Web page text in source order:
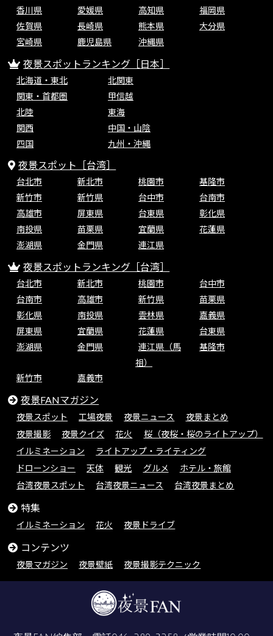
香川県
愛媛県 高知県
福岡県
佐賀県
長崎県 熊本県
大分県
宮崎県
鹿児島県 沖縄県
夜景スポットランキング［日本］
北海道・東北
北関東
関東・首都圏
甲信越
北陸
東海
関西
中国・山陰
四国
九州・沖縄
夜景スポット［台湾］
台北市 新北市 桃園市
基隆市
新竹市
新竹県 台中市
台南市
高雄市
屏東県 台東県
彰化県
南投県
苗栗県 宜蘭県
花蓮県
澎湖県
金門県 連江県
夜景スポットランキング［台湾］
台北市 新北市 桃園市
台中市
台南市
高雄市 新竹県
苗栗県
彰化県
南投県 雲林県
嘉義県
屏東県
宜蘭県 花蓮県
台東県
澎湖県
金門県
連江県（馬
祖）
基隆市
新竹市 嘉義市
夜景FANマガジン
夜景スポット 工場夜景 夜景ニュース
夜景まとめ
夜景撮影
夜景クイズ 花火
桜（夜桜・桜のライトアップ）
イルミネーション
ライトアップ・ライティング
ドローンショー
天体 観光 グルメ
ホテル・旅館
台湾夜景スポット
台湾夜景ニュース 台湾夜景まとめ
特集
イルミネーション 花火 夜景ドライブ
コンテンツ
夜景マガジン 夜景壁紙 夜景撮影テクニック